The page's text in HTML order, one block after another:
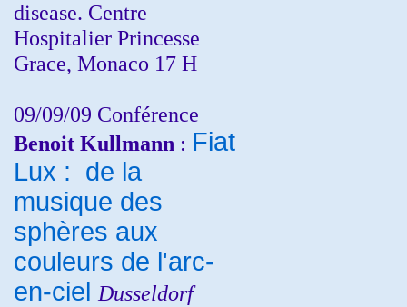
disease. Centre
Hospitalier Princesse
Grace, Monaco 17 H
09/09/09 Conférence
Benoit Kullmann : Fiat
Lux : de la
musique des
sphères aux
couleurs de l'arc-
en-ciel Dusseldorf